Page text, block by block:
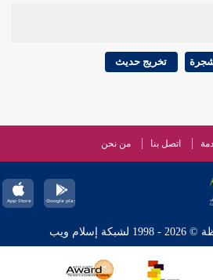
لا تنحصر في النجاسة
تخريج حديث
اتصل بنا من نحن
ويب